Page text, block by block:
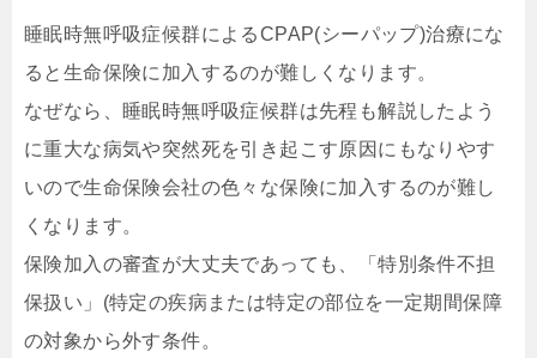
睡眠時無呼吸症候群によるCPAP(シーパップ)治療にな
ると生命保険に加入するのが難しくなります。
なぜなら、睡眠時無呼吸症候群は先程も解説したよう
に重大な病気や突然死を引き起こす原因にもなりやす
いので生命保険会社の色々な保険に加入するのが難し
くなります。
保険加入の審査が大丈夫であっても、
「特別条件不担
保扱い」(特定の疾病または特定の部位を一定期間保障
の対象から外す条件。